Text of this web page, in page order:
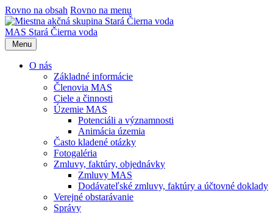
Rovno na obsah Rovno na menu
MAS Stará Čierna voda
Menu
O nás
Základné informácie
Členovia MAS
Ciele a činnosti
Územie MAS
Potenciáli a významnosti
Animácia územia
Často kladené otázky
Fotogaléria
Zmluvy, faktúry, objednávky
Zmluvy MAS
Dodávateľské zmluvy, faktúry a účtovné doklady
Verejné obstarávanie
Správy